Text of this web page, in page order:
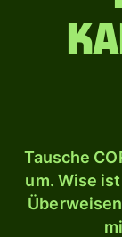
Tausche
um. Wise